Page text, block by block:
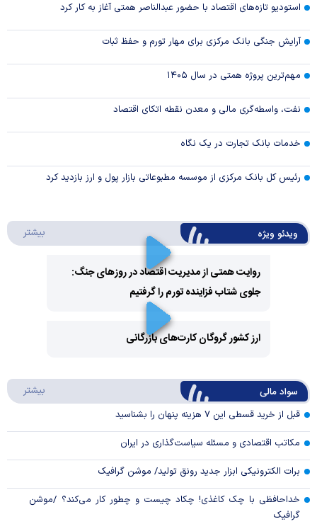
استودیو تازه‌های اقتصاد با حضور عبدالناصر همتی آغاز به کار کرد
آرایش جنگی بانک مرکزی برای مهار تورم و حفظ ثبات
مهم‌ترین پروژه همتی در سال ۱۴۰۵
نفت، واسطه‌گری مالی و معدن نقطه اتکای اقتصاد
خدمات بانک تجارت در یک نگاه
رئیس کل بانک مرکزی از موسسه مطبوعاتی بازار پول و ارز بازدید کرد
ویدئو ویژه بیشتر
Play
Video
روایت همتی از مدیریت اقتصاد در روزهای جنگ:
جلوی شتاب فزاینده تورم را گرفتیم
Video
ارز کشور گروگان کارت‌های بازرگانی
سواد مالی بیشتر
قبل از خرید قسطی این ۷ هزینه پنهان را بشناسید
مکاتب اقتصادی و مسئله سیاست‌گذاری در ایران
برات الکترونیکی ابزار جدید رونق تولید/ موشن گرافیک
خداحافظی با چک کاغذی! چکاد چیست و چطور کار می‌کند؟ /موشن
گرافیک